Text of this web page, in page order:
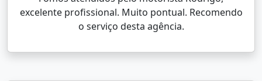
excelente profissional. Muito pontual. Recomendo
o serviço desta agência.